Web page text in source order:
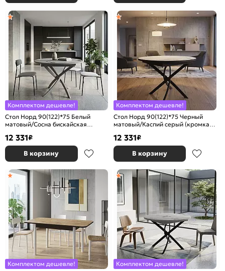
Комплектом дешевле!
Стол Норд 90(122)*75 Белый
матовый/Сосна бискайская
12 331₽
В корзину
Комплектом дешевле!
Стол Норд 90(122)*75 Черный
матовый/Каспий серый (кромка
12 331₽
В корзину
Комплектом дешевле!
Комплектом дешевле!